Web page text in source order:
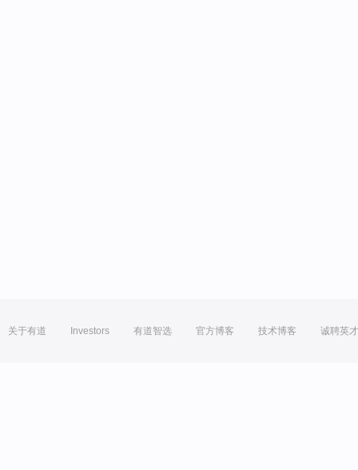
关于有道 Investors 有道智选 官方博客 技术博客 诚聘英才